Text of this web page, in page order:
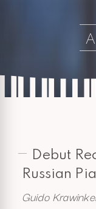
Debut
Russian
Guido